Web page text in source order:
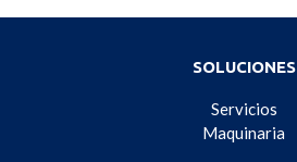
SOLUCIONES
Servicios
Maquinaria